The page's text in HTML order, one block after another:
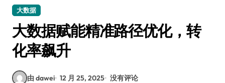
大数据
大数据赋能精准路径优化，转
化率飙升
由 dawei 12 月 25, 2025 没有评论